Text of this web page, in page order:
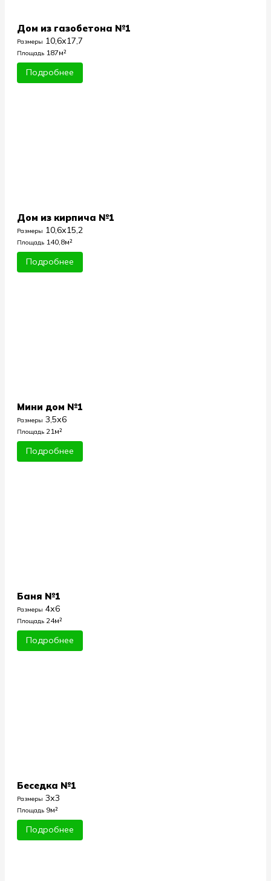
Дом из газобетона №1
Размеры 10,6х17,7
Площадь 187м²
Подробнее
Дом из кирпича №1
Размеры 10,6х15,2
Площадь 140,8м²
Подробнее
Мини дом №1
Размеры 3,5х6
Площадь 21м²
Подробнее
Баня №1
Размеры 4х6
Площадь 24м²
Подробнее
Беседка №1
Размеры 3х3
Площадь 9м²
Подробнее